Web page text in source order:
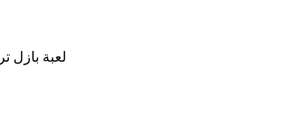
لعبة بازل